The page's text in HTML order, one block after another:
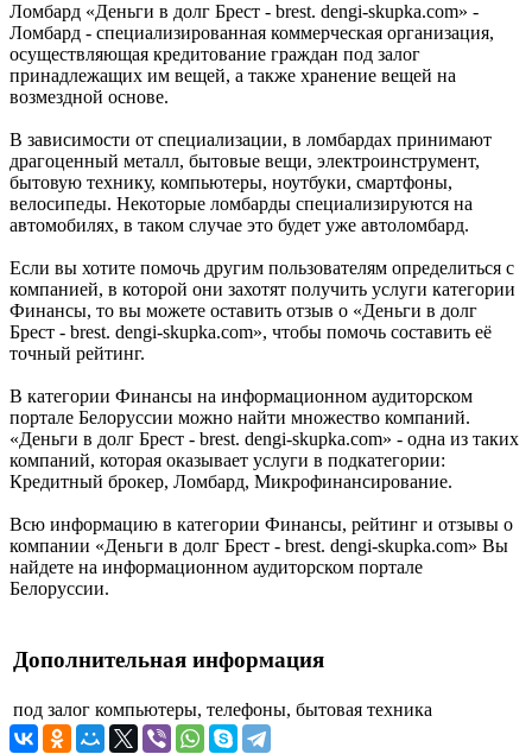
Ломбард «Деньги в долг Брест - brest. dengi-skupka.com» -
Ломбард - специализированная коммерческая организация,
осуществляющая кредитование граждан под залог
принадлежащих им вещей, а также хранение вещей на
возмездной основе.
В зависимости от специализации, в ломбардах принимают
драгоценный металл, бытовые вещи, электроинструмент,
бытовую технику, компьютеры, ноутбуки, смартфоны,
велосипеды. Некоторые ломбарды специализируются на
автомобилях, в таком случае это будет уже автоломбард.
Если вы хотите помочь другим пользователям определиться с
компанией, в которой они захотят получить услуги категории
Финансы, то вы можете оставить отзыв о «Деньги в долг
Брест - brest. dengi-skupka.com», чтобы помочь составить её
точный рейтинг.
В категории Финансы на информационном аудиторском
портале Белоруссии можно найти множество компаний.
«Деньги в долг Брест - brest. dengi-skupka.com» - одна из таких
компаний, которая оказывает услуги в подкатегории:
Кредитный брокер, Ломбард, Микрофинансирование.
Всю информацию в категории Финансы, рейтинг и отзывы о
компании «Деньги в долг Брест - brest. dengi-skupka.com» Вы
найдете на информационном аудиторском портале
Белоруссии.
Дополнительная информация
под залог компьютеры, телефоны, бытовая техника